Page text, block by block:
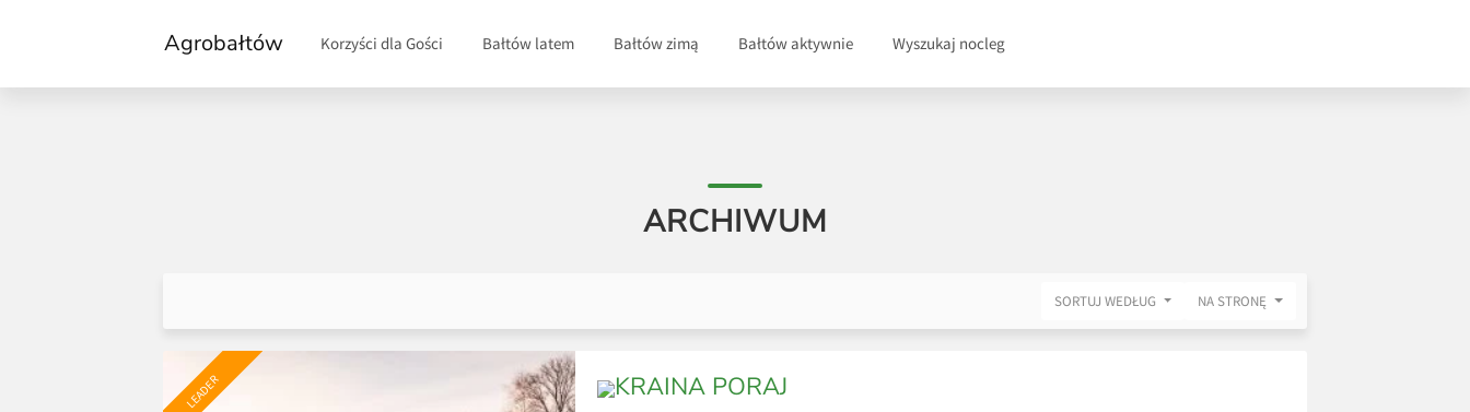
Agrobałtów Korzyści dla Gości Bałtów latem Bałtów zimą Bałtów aktywnie Wyszukaj nocleg
ARCHIWUM
SORTUJ WEDŁUG NA STRONĘ
LEADER KRAINA PORAJ